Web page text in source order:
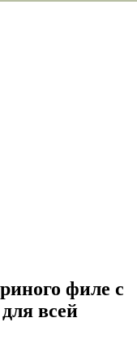
филе с
всей